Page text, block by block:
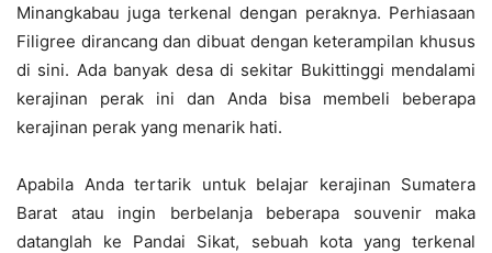
Minangkabau juga terkenal dengan peraknya. Perhiasaan
Filigree dirancang dan dibuat dengan keterampilan khusus
di sini. Ada banyak desa di sekitar Bukittinggi mendalami
kerajinan perak ini dan Anda bisa membeli beberapa
kerajinan perak yang menarik hati.
Apabila Anda tertarik untuk belajar kerajinan Sumatera
Barat atau ingin berbelanja beberapa souvenir maka
datanglah ke Pandai Sikat, sebuah kota yang terkenal